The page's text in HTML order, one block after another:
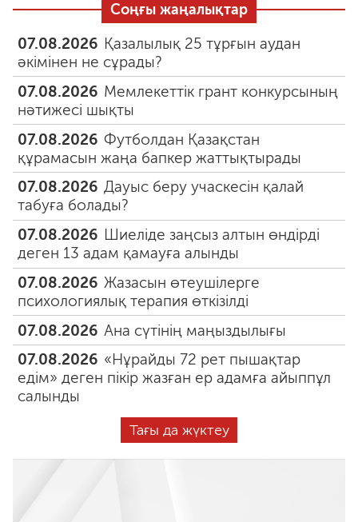
Соңғы жаңалықтар
07.08.2026 Қазалылық 25 тұрғын аудан
әкімінен не сұрады?
07.08.2026 Мемлекеттік грант конкурсының
нәтижесі шықты
07.08.2026 Футболдан Қазақстан
құрамасын жаңа бапкер жаттықтырады
07.08.2026 Дауыс беру учаскесін қалай
табуға болады?
07.08.2026 Шиеліде заңсыз алтын өндірді
деген 13 адам қамауға алынды
07.08.2026 Жазасын өтеушілерге
психологиялық терапия өткізілді
07.08.2026 Ана сүтінің маңыздылығы
07.08.2026 «Нұрайды 72 рет пышақтар
едім» деген пікір жазған ер адамға айыппұл
салынды
Тағы да жүктеу